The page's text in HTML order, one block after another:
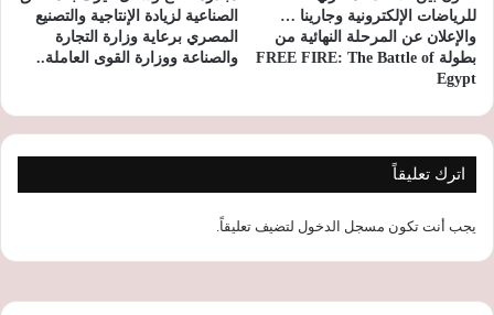
للرياضات الإلكترونية وجارينا …
والإعلان عن المرحلة النهائية من
بطولة FREE FIRE: The Battle of
Egypt
الصناعية لزيادة الإنتاجية والتصنيع
المصري برعاية وزارة التجارة
والصناعة ووزارة القوى العاملة..
اترك تعليقاً
يجب أنت تكون مسجل الدخول لتضيف تعليقاً.